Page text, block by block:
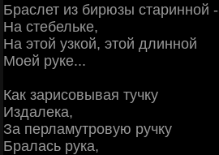
Браслет из бирюзы старинной -
На стебельке,
На этой узкой, этой длинной
Моей руке...
Как зарисовывая тучку
Издалека,
За перламутровую ручку
Бралась рука,